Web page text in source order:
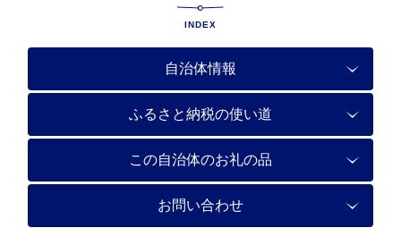
INDEX
自治体情報
ふるさと納税の使い道
この自治体のお礼の品
お問い合わせ